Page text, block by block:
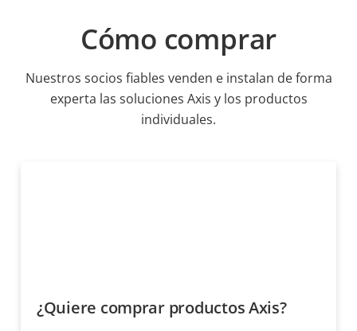
Cómo comprar
Nuestros socios fiables venden e instalan de forma
experta las soluciones Axis y los productos
individuales.
¿Quiere comprar productos Axis?